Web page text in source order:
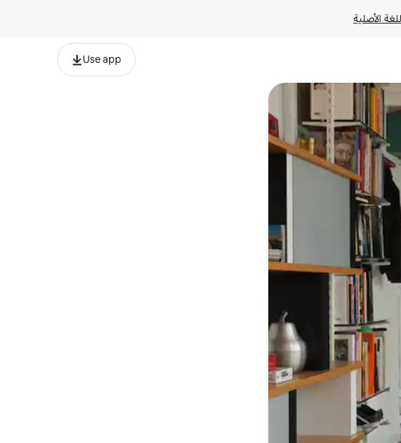
الأصلية
Use app